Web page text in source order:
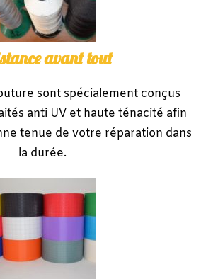
avant tout
sont spécialement conçus
anti UV et haute ténacité afin
tenue de votre réparation dans
la durée.